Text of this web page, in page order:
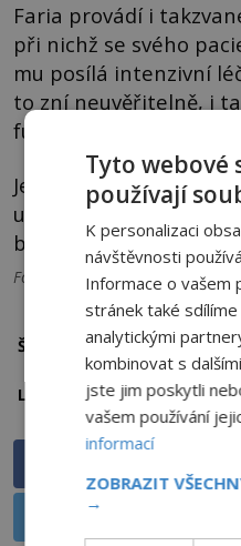
Faria provádí i
při nichž se svého
mu posílá intenzivní
to zní neuvěřitelně, i
funguje.
Její účinnost totiž
uzdravených pacientů
brazilského léčitele.
Foto: Creative commons
Štítky: léčitel
Lokalita: Brazílie
Tyto webové
používají
K personalizaci
návštěvnosti
Informace o vašem
stránek také
analytickými
kombinovat s
jste jim poskytli
vašem používání
informací
ZOBRAZIT
→